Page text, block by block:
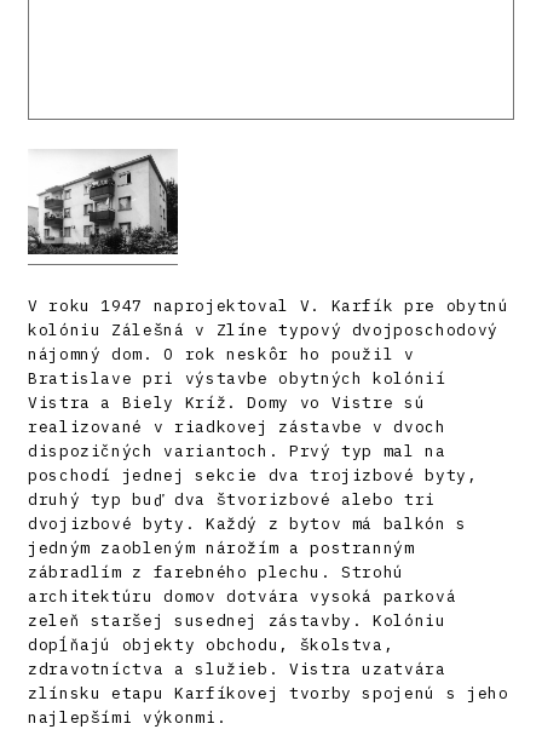
V roku 1947 naprojektoval V. Karfík pre obytnú
kolóniu Zálešná v Zlíne typový dvojposchodový
nájomný dom. O rok neskôr ho použil v
Bratislave pri výstavbe obytných kolónií
Vistra a Biely Kríž. Domy vo Vistre sú
realizované v riadkovej zástavbe v dvoch
dispozičných variantoch. Prvý typ mal na
poschodí jednej sekcie dva trojizbové byty,
druhý typ buď dva štvorizbové alebo tri
dvojizbové byty. Každý z bytov má balkón s
jedným zaobleným nárožím a postranným
zábradlím z farebného plechu. Strohú
architektúru domov dotvára vysoká parková
zeleň staršej susednej zástavby. Kolóniu
dopĺňajú objekty obchodu, školstva,
zdravotníctva a služieb. Vistra uzatvára
zlínsku etapu Karfíkovej tvorby spojenú s jeho
najlepšími výkonmi.